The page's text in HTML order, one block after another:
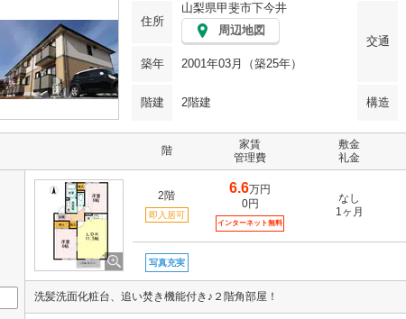
住所
山梨県甲斐市下今井
周辺地図
交通
築年
2001年03月（築25年）
階建 2階建 構造
階
家賃
管理費
敷金
礼金
2階
即入居可
6.6万円
0円
インターネット無料
なし
1ヶ月
写真充実
洗髪洗面化粧台、追い焚き機能付き♪２階角部屋！